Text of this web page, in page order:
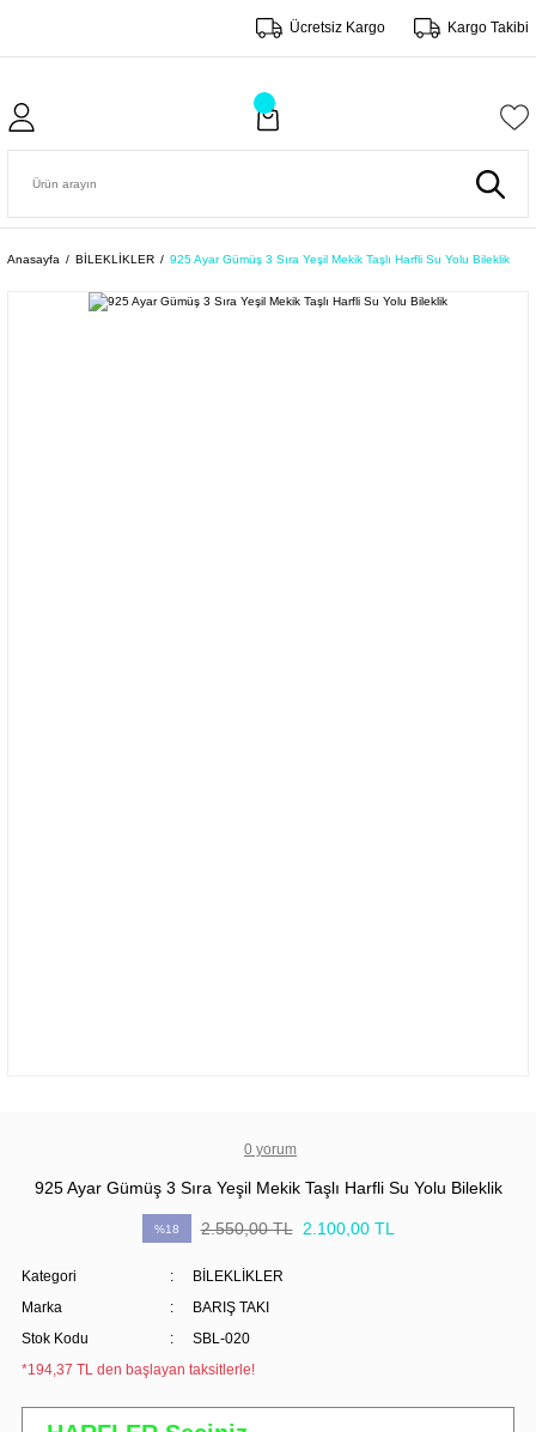
Ücretsiz Kargo Kargo Takibi
Anasayfa BİLEKLİKLER 925 Ayar Gümüş 3 Sıra Yeşil Mekik Taşlı Harfli Su Yolu Bileklik
0 yorum
925 Ayar Gümüş 3 Sıra Yeşil Mekik Taşlı Harfli Su Yolu Bileklik
%18 2.550,00 TL 2.100,00 TL
Kategori
BİLEKLİKLER
Marka
BARIŞ TAKI
Stok Kodu
SBL-020
*194,37 TL den başlayan taksitlerle!